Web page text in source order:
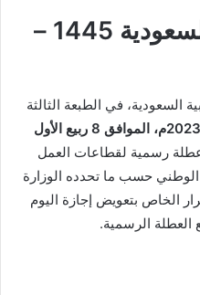
متي العيد الوطني للسعودية 1445 –
السعودية، في الطبعة الثالثة
، يوم السبت 23 سبتمبر 2023م، الموافق 8 ربيع الأول
رسمية لقطاعات العمل
الوطني حسب ما تحدده الوزارة
الخاص بتعويض إجازة اليوم
العطلة الرسمية.